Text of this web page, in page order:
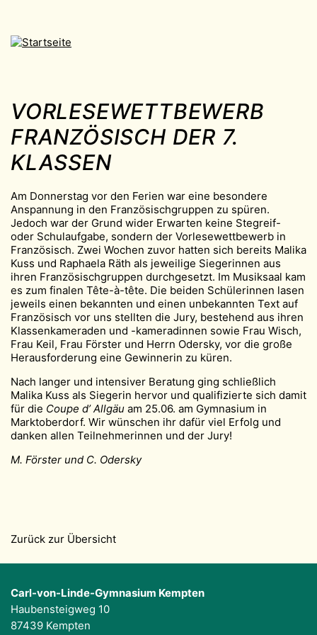
VORLESEWETTBEWERB
FRANZÖSISCH DER 7.
KLASSEN
Am Donnerstag vor den Ferien war eine besondere
Anspannung in den Französischgruppen zu spüren.
Jedoch war der Grund wider Erwarten keine Stegreif-
oder Schulaufgabe, sondern der Vorlesewettbewerb in
Französisch. Zwei Wochen zuvor hatten sich bereits Malika
Kuss und Raphaela Räth als jeweilige Siegerinnen aus
ihren Französischgruppen durchgesetzt. Im Musiksaal kam
es zum finalen Tête-à-tête. Die beiden Schülerinnen lasen
jeweils einen bekannten und einen unbekannten Text auf
Französisch vor uns stellten die Jury, bestehend aus ihren
Klassenkameraden und -kameradinnen sowie Frau Wisch,
Frau Keil, Frau Förster und Herrn Odersky, vor die große
Herausforderung eine Gewinnerin zu küren.
Nach langer und intensiver Beratung ging schließlich
Malika Kuss als Siegerin hervor und qualifizierte sich damit
für die Coupe d’ Allgäu am 25.06. am Gymnasium in
Marktoberdorf. Wir wünschen ihr dafür viel Erfolg und
danken allen Teilnehmerinnen und der Jury!
M. Förster und C. Odersky
Zurück zur Übersicht
Carl-von-Linde-Gymnasium Kempten
Haubensteigweg 10
87439 Kempten